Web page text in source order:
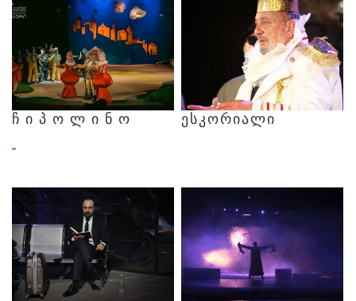
Ჩ Ი Პ Ო Ლ Ი Ნ Ო
"
ᲔᲡᲙᲝᲠᲘᲐᲚᲘ